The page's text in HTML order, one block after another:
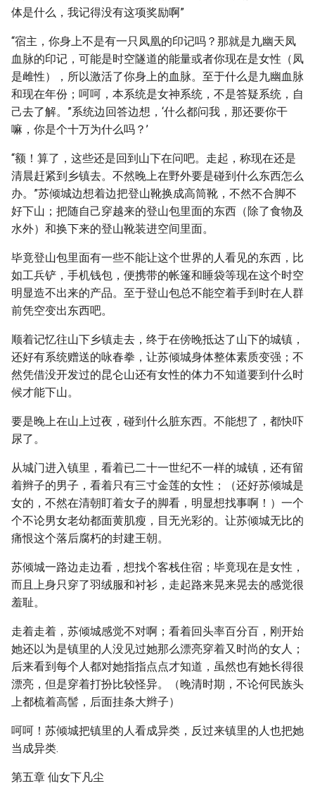
体是什么，我记得没有这项奖励啊”
“宿主，你身上不是有一只凤凰的印记吗？那就是九幽天凤
血脉的印记，可能是时空隧道的能量或者你现在是女性（凤
是雌性），所以激活了你身上的血脉。至于什么是九幽血脉
和现在年份；呵呵，本系统是女神系统，不是答疑系统，自
己去了解。”系统边回答边想，‘什么都问我，那还要你干
嘛，你是个十万为什么吗？’
“额！算了，这些还是回到山下在问吧。走起，称现在还是
清晨赶紧到乡镇去。不然晚上在野外要是碰到什么东西怎么
办。”苏倾城边想着边把登山靴换成高筒靴，不然不合脚不
好下山；把随自己穿越来的登山包里面的东西（除了食物及
水外）和换下来的登山靴装进空间里面。
毕竟登山包里面有一些不能让这个世界的人看见的东西，比
如工兵铲，手机钱包，便携带的帐篷和睡袋等现在这个时空
明显造不出来的产品。至于登山包总不能空着手到时在人群
前凭空变出东西吧。
顺着记忆往山下乡镇走去，终于在傍晚抵达了山下的城镇，
还好有系统赠送的咏春拳，让苏倾城身体整体素质变强；不
然凭借没开发过的昆仑山还有女性的体力不知道要到什么时
候才能下山。
要是晚上在山上过夜，碰到什么脏东西。不能想了，都快吓
尿了。
从城门进入镇里，看着已二十一世纪不一样的城镇，还有留
着辫子的男子，看着只有三寸金莲的女性；（还好苏倾城是
女的，不然在清朝盯着女子的脚看，明显想找事啊！）一个
个不论男女老幼都面黄肌瘦，目无光彩的。让苏倾城无比的
痛恨这个落后腐朽的封建王朝。
苏倾城一路边走边看，想找个客栈住宿；毕竟现在是女性，
而且上身只穿了羽绒服和衬衫，走起路来晃来晃去的感觉很
羞耻。
走着走着，苏倾城感觉不对啊；看着回头率百分百，刚开始
她还以为是镇里的人没见过她那么漂亮穿着又时尚的女人；
后来看到每个人都对她指指点点才知道，虽然也有她长得很
漂亮，但是穿着打扮比较怪异。（晚清时期，不论何民族头
上都梳着高髻，后面挂条大辫子）
呵呵！苏倾城把镇里的人看成异类，反过来镇里的人也把她
当成异类.
第五章 仙女下凡尘